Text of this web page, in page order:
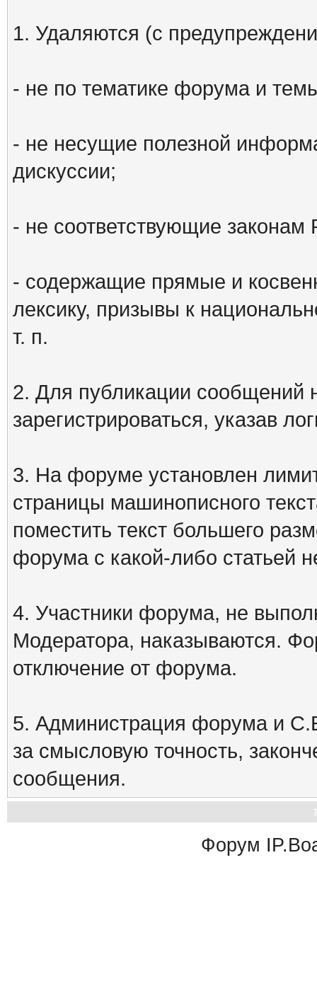
1. Удаляются (с
- не по тематике форума и
- не несущие полезной
дискуссии;
- не соответствующие законам
- содержащие прямые и
лексику, призывы к
т. п.
2. Для публикации сообщений
зарегистрироваться, указав
3. На форуме установлен
страницы машинописного
поместить текст большего
форума с какой-либо статьей
4. Участники форума, не
Модератора, наказываются.
отключение от форума.
5. Администрация форума и
за смысловую точность,
сообщения.
Форум